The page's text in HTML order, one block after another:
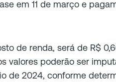
em 11 de março e
de renda, será de R$
valores poderão ser
de 2024, conforme